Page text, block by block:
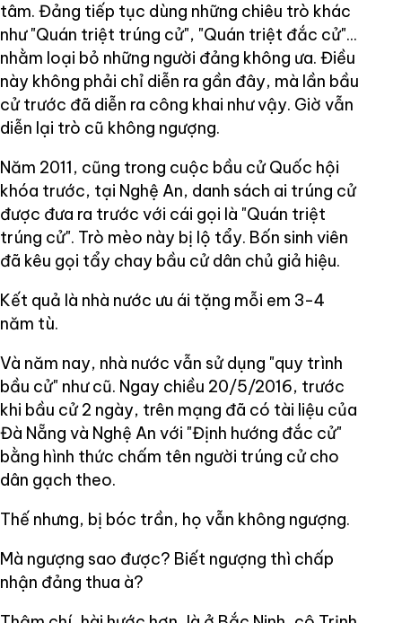
tâm. Đảng tiếp tục dùng những chiêu trò khác
như "Quán triệt trúng cử", "Quán triệt đắc cử"...
nhằm loại bỏ những người đảng không ưa. Điều
này không phải chỉ diễn ra gần đây, mà lần bầu
cử trước đã diễn ra công khai như vậy. Giờ vẫn
diễn lại trò cũ không ngượng.
Năm 2011, cũng trong cuộc bầu cử Quốc hội
khóa trước, tại Nghệ An, danh sách ai trúng cử
được đưa ra trước với cái gọi là "Quán triệt
trúng cử". Trò mèo này bị lộ tẩy. Bốn sinh viên
đã kêu gọi tẩy chay bầu cử dân chủ giả hiệu.
Kết quả là nhà nước ưu ái tặng mỗi em 3-4
năm tù.
Và năm nay, nhà nước vẫn sử dụng "quy trình
bầu cử" như cũ. Ngay chiều 20/5/2016, trước
khi bầu cử 2 ngày, trên mạng đã có tài liệu của
Đà Nẵng và Nghệ An với "Định hướng đắc cử"
bằng hình thức chấm tên người trúng cử cho
dân gạch theo.
Thế nhưng, bị bóc trần, họ vẫn không ngượng.
Mà ngượng sao được? Biết ngượng thì chấp
nhận đảng thua à?